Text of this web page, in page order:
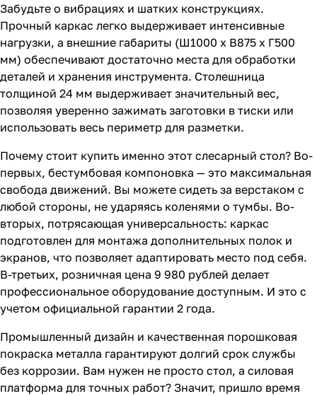
Забудьте о вибрациях и шатких конструкциях.
Прочный каркас легко выдерживает интенсивные
нагрузки, а внешние габариты (Ш1000 х В875 х Г500
мм) обеспечивают достаточно места для обработки
деталей и хранения инструмента. Столешница
толщиной 24 мм выдерживает значительный вес,
позволяя уверенно зажимать заготовки в тиски или
использовать весь периметр для разметки.
Почему стоит купить именно этот слесарный стол? Во-
первых, бестумбовая компоновка — это максимальная
свобода движений. Вы можете сидеть за верстаком с
любой стороны, не ударяясь коленями о тумбы. Во-
вторых, потрясающая универсальность: каркас
подготовлен для монтажа дополнительных полок и
экранов, что позволяет адаптировать место под себя.
В-третьих, розничная цена 9 980 рублей делает
профессиональное оборудование доступным. И это с
учетом официальной гарантии 2 года.
Промышленный дизайн и качественная порошковая
покраска металла гарантируют долгий срок службы
без коррозии. Вам нужен не просто стол, а силовая
платформа для точных работ? Значит, пришло время